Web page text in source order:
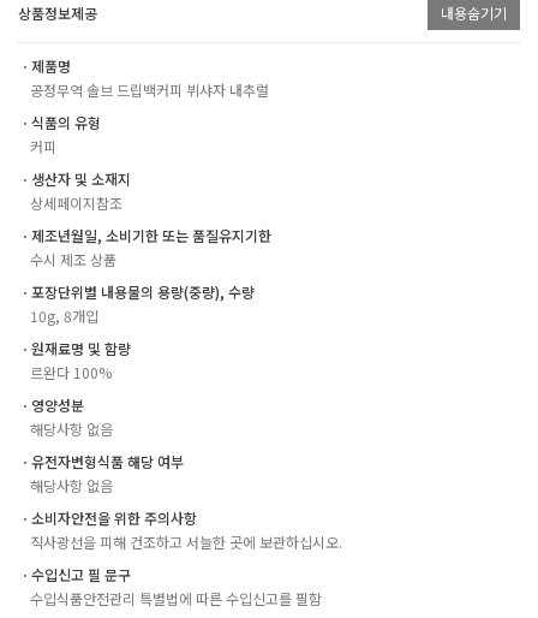
상품정보제공 내용숨기기
ㆍ제품명
공정무역 솔브 드립백커피 뷔샤자 내추럴
ㆍ식품의 유형
커피
ㆍ생산자 및 소재지
상세페이지참조
ㆍ제조년월일, 소비기한 또는 품질유지기한
수시 제조 상품
ㆍ포장단위별 내용물의 용량(중량), 수량
10g, 8개입
ㆍ원재료명 및 함량
르완다 100%
ㆍ영양성분
해당사항 없음
ㆍ유전자변형식품 해당 여부
해당사항 없음
ㆍ소비자안전을 위한 주의사항
직사광선을 피해 건조하고 서늘한 곳에 보관하십시오.
ㆍ수입신고 필 문구
수입식품안전관리 특별법에 따른 수입신고를 필함